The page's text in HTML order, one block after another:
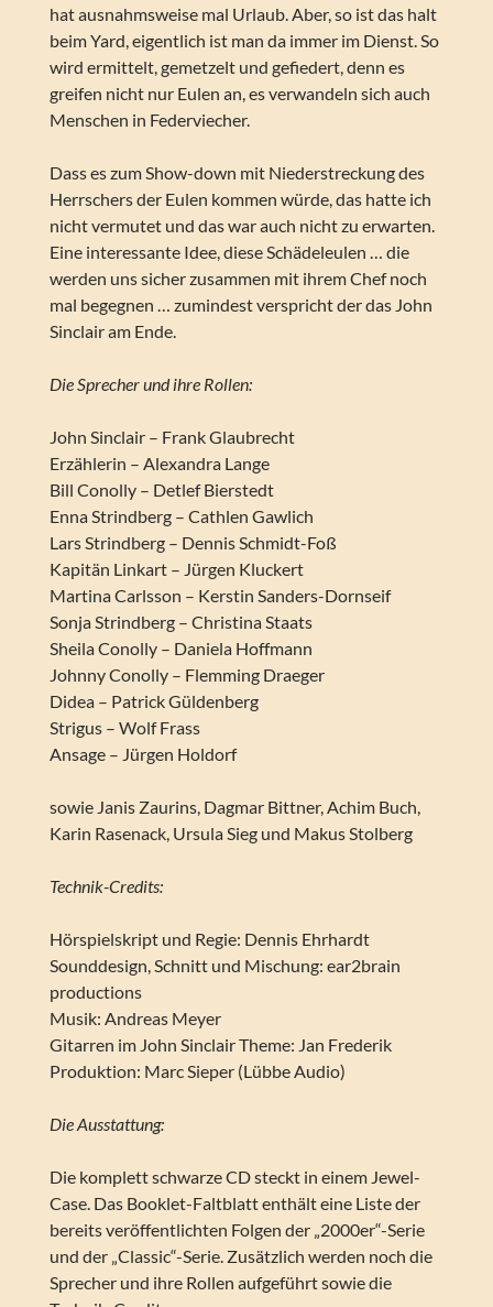
hat ausnahmsweise mal Urlaub. Aber, so ist das halt
beim Yard, eigentlich ist man da immer im Dienst. So
wird ermittelt, gemetzelt und gefiedert, denn es
greifen nicht nur Eulen an, es verwandeln sich auch
Menschen in Federviecher.
Dass es zum Show-down mit Niederstreckung des
Herrschers der Eulen kommen würde, das hatte ich
nicht vermutet und das war auch nicht zu erwarten.
Eine interessante Idee, diese Schädeleulen … die
werden uns sicher zusammen mit ihrem Chef noch
mal begegnen … zumindest verspricht der das John
Sinclair am Ende.
Die Sprecher und ihre Rollen:
John Sinclair – Frank Glaubrecht
Erzählerin – Alexandra Lange
Bill Conolly – Detlef Bierstedt
Enna Strindberg – Cathlen Gawlich
Lars Strindberg – Dennis Schmidt-Foß
Kapitän Linkart – Jürgen Kluckert
Martina Carlsson – Kerstin Sanders-Dornseif
Sonja Strindberg – Christina Staats
Sheila Conolly – Daniela Hoffmann
Johnny Conolly – Flemming Draeger
Didea – Patrick Güldenberg
Strigus – Wolf Frass
Ansage – Jürgen Holdorf
sowie Janis Zaurins, Dagmar Bittner, Achim Buch,
Karin Rasenack, Ursula Sieg und Makus Stolberg
Technik-Credits:
Hörspielskript und Regie: Dennis Ehrhardt
Sounddesign, Schnitt und Mischung: ear2brain
productions
Musik: Andreas Meyer
Gitarren im John Sinclair Theme: Jan Frederik
Produktion: Marc Sieper (Lübbe Audio)
Die Ausstattung:
Die komplett schwarze CD steckt in einem Jewel-
Case. Das Booklet-Faltblatt enthält eine Liste der
bereits veröffentlichten Folgen der „2000er“-Serie
und der „Classic“-Serie. Zusätzlich werden noch die
Sprecher und ihre Rollen aufgeführt sowie die